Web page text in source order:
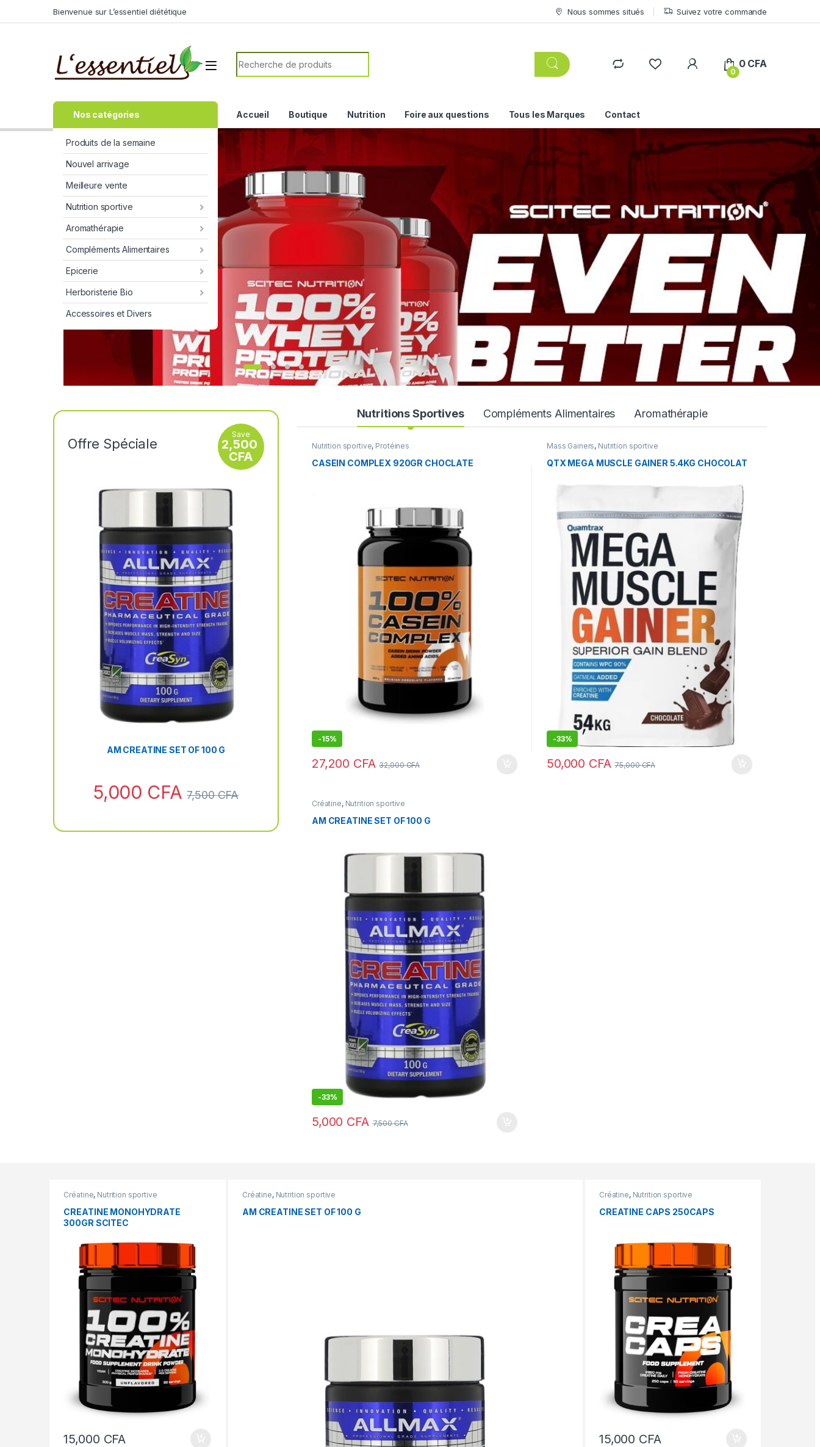
Bienvenue sur L’essentiel diététique Nous sommes situés Suivez votre commande
0
0 CFA
Nos catégories
Produits de la semaine
Nouvel arrivage
Meilleure vente
Nutrition sportive
Aromathérapie
Compléments Alimentaires
Epicerie
Herboristerie Bio
Accessoires et Divers
Accueil Boutique Nutrition Foire aux questions Tous les Marques Contact
Offre Spéciale
Save
2,500
CFA
AM CREATINE SET OF 100 G
5,000 CFA 7,500CFA
Nutritions Sportives Compléments Alimentaires Aromathérapie
Nutrition sportive, Protéines
CASEIN COMPLEX 920GR CHOCLATE
-15%
27,200 CFA 32,000CFA
Mass Gainers, Nutrition sportive
QTX MEGA MUSCLE GAINER 5.4KG CHOCOLAT
-33%
50,000 CFA 75,000CFA
Créatine, Nutrition sportive
AM CREATINE SET OF 100 G
-33%
5,000 CFA 7,500CFA
Grid
Créatine, Nutrition sportive
CREATINE MONOHYDRATE
300GR SCITEC
15,000 CFA
Créatine, Nutrition sportive
AM CREATINE SET OF 100 G
Créatine, Nutrition sportive
CREATINE CAPS 250CAPS
15,000 CFA